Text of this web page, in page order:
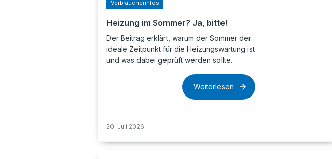
Verbraucherinfos
Heizung im Sommer? Ja, bitte!
Der Beitrag erklärt, warum der Sommer der
ideale Zeitpunkt für die Heizungswartung ist
und was dabei geprüft werden sollte.
20. Juli 2026
Weiterlesen